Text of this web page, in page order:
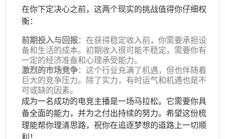
在你下定决心之前，这两个现实的挑战值得你仔细权
衡：
前期投入与回报：在获得稳定收入前，你需要承担设
备和生活的成本。初期收入很可能不稳定，需要你有
一定的经济准备和心理承受能力。
激烈的市场竞争：这个行业充满了机遇，但也伴随着
巨大的竞争压力。除了实力，有时运气和机遇也是不
可或缺的因素。
成为一名成功的电竞主播是一场马拉松。它需要你具
备全面的能力，并为之付出持续的努力。希望这份梳
理能帮你理清思路，祝你在追逐梦想的道路上一切顺